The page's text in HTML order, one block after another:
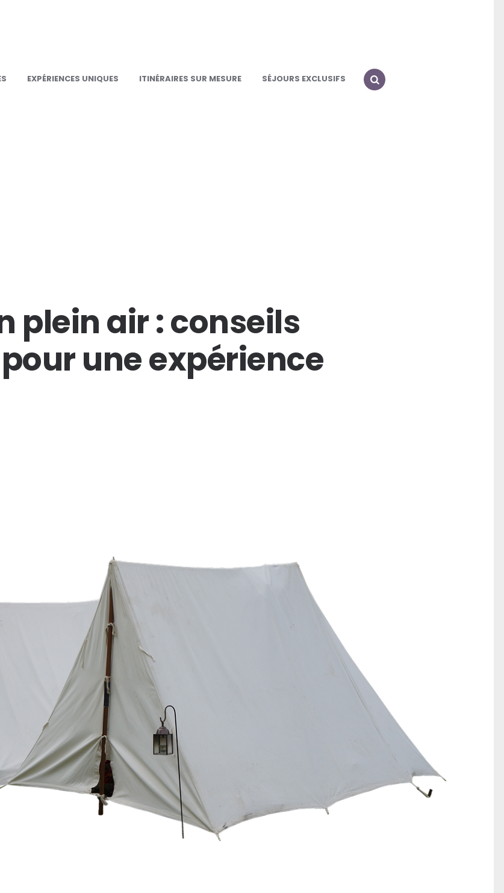
EXPÉRIENCES UNIQUES ITINÉRAIRES SUR MESURE
SÉJOURS EXCLUSIFS
plein air : conseils
une expérience